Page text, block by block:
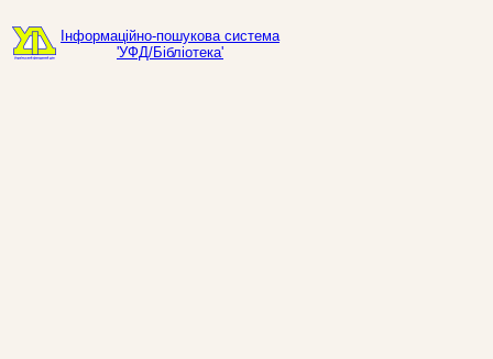
Інформаційно-пошукова система
'УФД/Бібліотека'